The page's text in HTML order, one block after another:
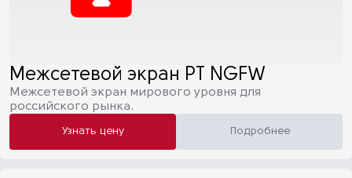
Межсетевой экран PT NGFW
Межсетевой экран мирового уровня для
российского рынка.
Узнать цену Подробнее